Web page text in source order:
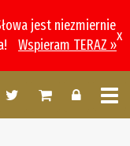
jest niezmiernie
Wspieram TERAZ »
x